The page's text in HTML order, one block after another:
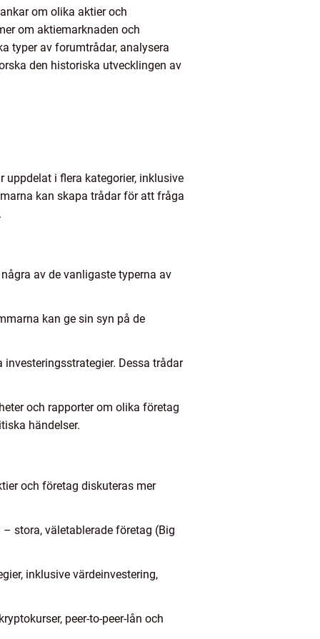
om olika aktier och
om aktiemarknaden och
typer av forumtrådar, analysera
den historiska utvecklingen av
i flera kategorier, inklusive
kan skapa trådar för att fråga
av de vanligaste typerna av
kan ge sin syn på de
Dessa trådar
och rapporter om olika företag
händelser.
och företag diskuteras mer
stora, väletablerade företag (Big
inklusive värdeinvestering,
peer-to-peer-lån och